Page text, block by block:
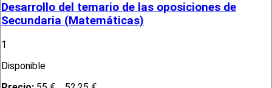
Desarrollo del temario de las oposiciones de
Secundaria (Matemáticas)
1
Disponible